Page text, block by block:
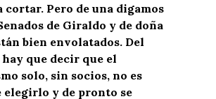
cortar. Pero de una digamos
de Giraldo y de doña
bien envolatados. Del
que decir que el
solo, sin socios, no es
elegirlo y de pronto se